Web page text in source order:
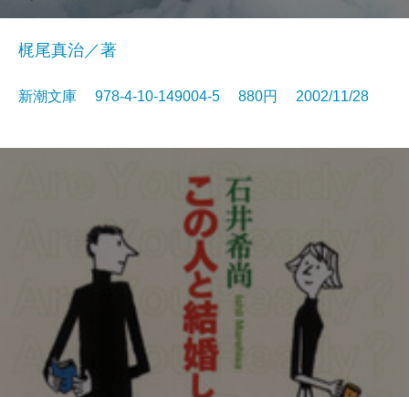
梶尾真治／著
新潮文庫 978-4-10-149004-5 880円 2002/11/28